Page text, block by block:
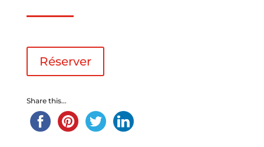
Réserver
Share this...